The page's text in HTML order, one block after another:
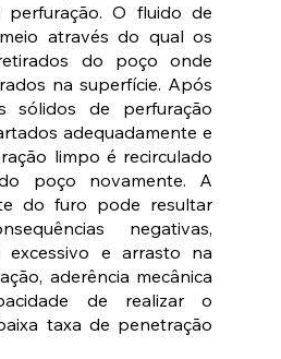
O fluido de
através do qual os
do poço onde
na superfície. Após
sólidos de perfuração
adequadamente e
limpo é recirculado
poço novamente. A
do furo pode resultar
negativas,
excessivo e arrasto na
aderência mecânica
de realizar o
taxa de penetração